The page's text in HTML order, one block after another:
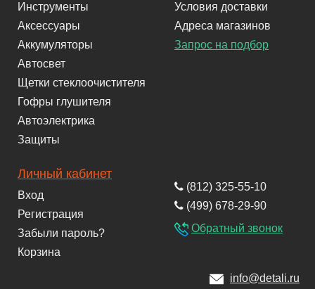
Инструменты
Аксессуары
Аккумуляторы
Автосвет
Щетки стеклоочистителя
Гофры глушителя
Автоэлектрика
Защиты
Условия доставки
Адреса магазинов
Запрос на подбор
Личный кабинет
Вход
Регистрация
Забыли пароль?
Корзина
(812) 325-55-10
(499) 678-29-90
Обратный звонок
info@detali.ru